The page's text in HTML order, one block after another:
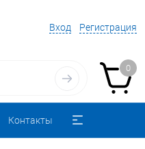
Вход Регистрация
0
Контакты